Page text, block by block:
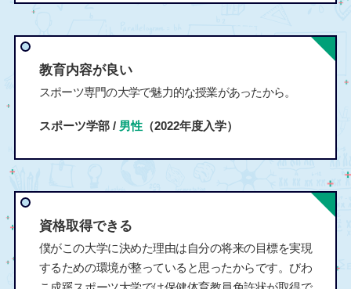
教育内容が良い
スポーツ専門の大学で魅力的な授業があったから。
スポーツ学部 / 男性（2022年度入学）
資格取得できる
僕がこの大学に決めた理由は自分の将来の目標を実現
するための環境が整っていると思ったからです。びわ